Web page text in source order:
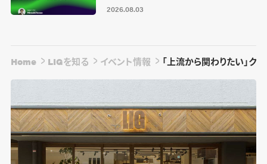
2026.08.03
Home LIGを知る イベント情報 「上流から関わりたい」ク